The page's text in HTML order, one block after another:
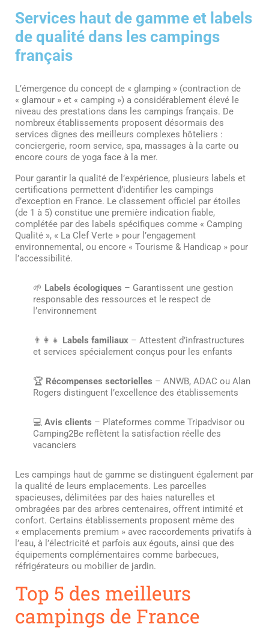
Services haut de gamme et labels
de qualité dans les campings
français
L’émergence du concept de « glamping » (contraction de
« glamour » et « camping ») a considérablement élevé le
niveau des prestations dans les campings français. De
nombreux établissements proposent désormais des
services dignes des meilleurs complexes hôteliers :
conciergerie, room service, spa, massages à la carte ou
encore cours de yoga face à la mer.
Pour garantir la qualité de l’expérience, plusieurs labels et
certifications permettent d’identifier les campings
d’exception en France. Le classement officiel par étoiles
(de 1 à 5) constitue une première indication fiable,
complétée par des labels spécifiques comme « Camping
Qualité », « La Clef Verte » pour l’engagement
environnemental, ou encore « Tourisme & Handicap » pour
l’accessibilité.
🌱 Labels écologiques – Garantissent une gestion
responsable des ressources et le respect de
l’environnement
👨‍👩‍👧 Labels familiaux – Attestent d’infrastructures
et services spécialement conçus pour les enfants
🏆 Récompenses sectorielles – ANWB, ADAC ou Alan
Rogers distinguent l’excellence des établissements
💻 Avis clients – Plateformes comme Tripadvisor ou
Camping2Be reflètent la satisfaction réelle des
vacanciers
Les campings haut de gamme se distinguent également par
la qualité de leurs emplacements. Les parcelles
spacieuses, délimitées par des haies naturelles et
ombragées par des arbres centenaires, offrent intimité et
confort. Certains établissements proposent même des
« emplacements premium » avec raccordements privatifs à
l’eau, à l’électricité et parfois aux égouts, ainsi que des
équipements complémentaires comme barbecues,
réfrigérateurs ou mobilier de jardin.
Top 5 des meilleurs
campings de France